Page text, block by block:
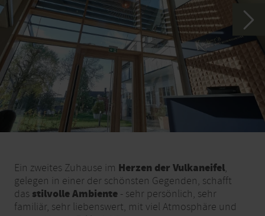
Ein zweites Zuhause im Herzen der Vulkaneifel,
gelegen in einer der schönsten Gegenden, schafft
das stilvolle Ambiente - sehr persönlich, sehr
familiär, sehr liebenswert, mit viel Atmosphäre und